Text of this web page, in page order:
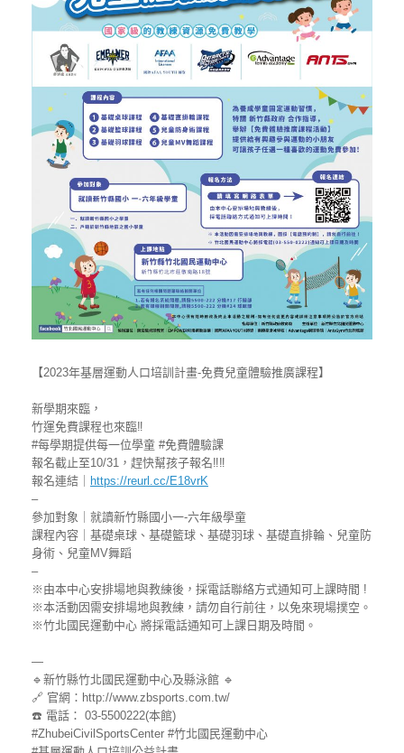
【2023年基層運動人口培訓計畫-免費兒童體驗推廣課程】
新學期來臨，
竹運免費課程也來臨‼
#每學期提供每一位學童 #免費體驗課
報名截止至10/31，趕快幫孩子報名‼‼
報名連結｜ https://reurl.cc/E18vrK
–
參加對象｜就讀新竹縣國小一-六年級學童
課程內容｜基礎桌球、基礎籃球、基礎羽球、基礎直排輪、兒童防
身術、兒童MV舞蹈
–
※由本中心安排場地與教練後，採電話聯絡方式通知可上課時間 !
※本活動因需安排場地與教練，請勿自行前往，以免來現場撲空。
※竹北國民運動中心 將採電話通知可上課日期及時間。
—
🔹新竹縣竹北國民運動中心及縣泳館 🔹
🔗 官網：http://www.zbsports.com.tw/
☎️ 電話： 03-5500222(本館)
#ZhubeiCivilSportsCenter #竹北國民運動中心